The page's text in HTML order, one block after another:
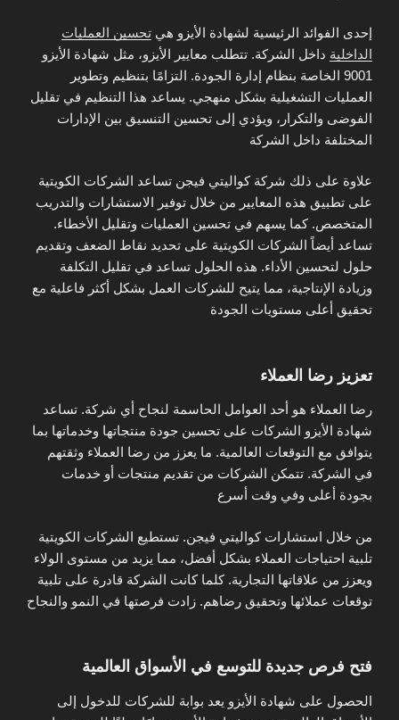
إحدى الفوائد الرئيسية لشهادة الأيزو هي تحسين العمليات
الداخلية داخل الشركة. تتطلب معايير الأيزو، مثل شهادة الأيزو
9001 الخاصة بنظام إدارة الجودة. التزامًا بتنظيم وتطوير
العمليات التشغيلية بشكل منهجي. يساعد هذا التنظيم في تقليل
الفوضى والتكرار، ويؤدي إلى تحسين التنسيق بين الإدارات
المختلفة داخل الشركة
علاوة على ذلك شركةكواليتي فيجن تساعد الشركات الكويتية
على تطبيق هذه المعايير من خلال توفير الاستشارات والتدريب
المتخصص. كما يسهم في تحسين العمليات وتقليل الأخطاء.
تساعد أيضاً الشركات الكويتية على تحديد نقاط الضعف وتقديم
حلول لتحسين الأداء. هذه الحلول تساعد في تقليل التكلفة
وزيادة الإنتاجية، مما يتيح للشركات العمل بشكل أكثر فاعلية مع
تحقيق أعلى مستويات الجودة
تعزيز رضا العملاء
رضا العملاء هو أحد العوامل الحاسمة لنجاح أي شركة. تساعد
شهادة الأيزو الشركات على تحسين جودة منتجاتها وخدماتها بما
يتوافق مع التوقعات العالمية. ما يعزز من رضا العملاء وثقتهم
في الشركة. تتمكن الشركات من تقديم منتجات أو خدمات
بجودة أعلى وفي وقت أسرع
من خلال استشارات كواليتي فيجن. تستطيع الشركات الكويتية
تلبية احتياجات العملاء بشكل أفضل، مما يزيد من مستوى الولاء
ويعزز من علاقاتها التجارية. كلما كانت الشركة قادرة على تلبية
توقعات عملائها وتحقيق رضاهم. زادت فرصتها في النمو والنجاح
فتح فرص جديدة للتوسع في الأسواق العالمية
الحصول على شهادة الأيزو يعد بوابة للشركات للدخول إلى